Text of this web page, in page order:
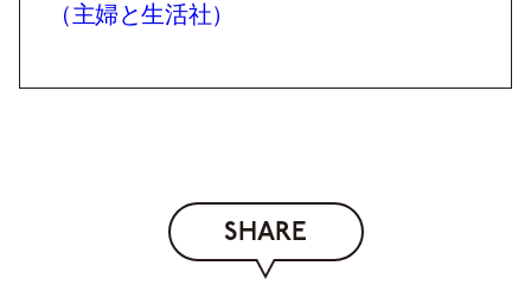
（主婦と生活社）
SHARE